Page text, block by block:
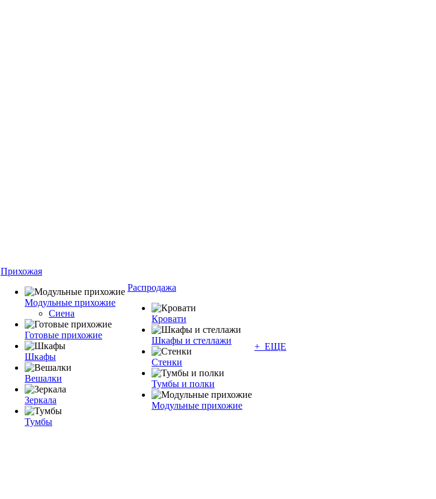
Прихожая
Модульные прихожие
Сиена
Готовые прихожие
Шкафы
Вешалки
Зеркала
Тумбы
Распродажа
Кровати
Шкафы и стеллажи
Стенки
Тумбы и полки
Модульные прихожие
+ ЕЩЕ